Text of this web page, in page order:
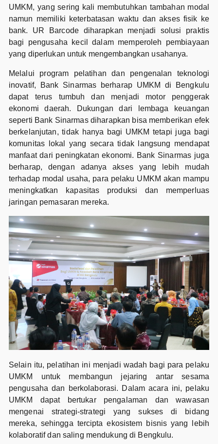
UMKM, yang sering kali membutuhkan tambahan modal
namun memiliki keterbatasan waktu dan akses fisik ke
bank. UR Barcode diharapkan menjadi solusi praktis
bagi pengusaha kecil dalam memperoleh pembiayaan
yang diperlukan untuk mengembangkan usahanya.
Melalui program pelatihan dan pengenalan teknologi
inovatif, Bank Sinarmas berharap UMKM di Bengkulu
dapat terus tumbuh dan menjadi motor penggerak
ekonomi daerah. Dukungan dari lembaga keuangan
seperti Bank Sinarmas diharapkan bisa memberikan efek
berkelanjutan, tidak hanya bagi UMKM tetapi juga bagi
komunitas lokal yang secara tidak langsung mendapat
manfaat dari peningkatan ekonomi. Bank Sinarmas juga
berharap, dengan adanya akses yang lebih mudah
terhadap modal usaha, para pelaku UMKM akan mampu
meningkatkan kapasitas produksi dan memperluas
jaringan pemasaran mereka.
Selain itu, pelatihan ini menjadi wadah bagi para pelaku
UMKM untuk membangun jejaring antar sesama
pengusaha dan berkolaborasi. Dalam acara ini, pelaku
UMKM dapat bertukar pengalaman dan wawasan
mengenai strategi-strategi yang sukses di bidang
mereka, sehingga tercipta ekosistem bisnis yang lebih
kolaboratif dan saling mendukung di Bengkulu.